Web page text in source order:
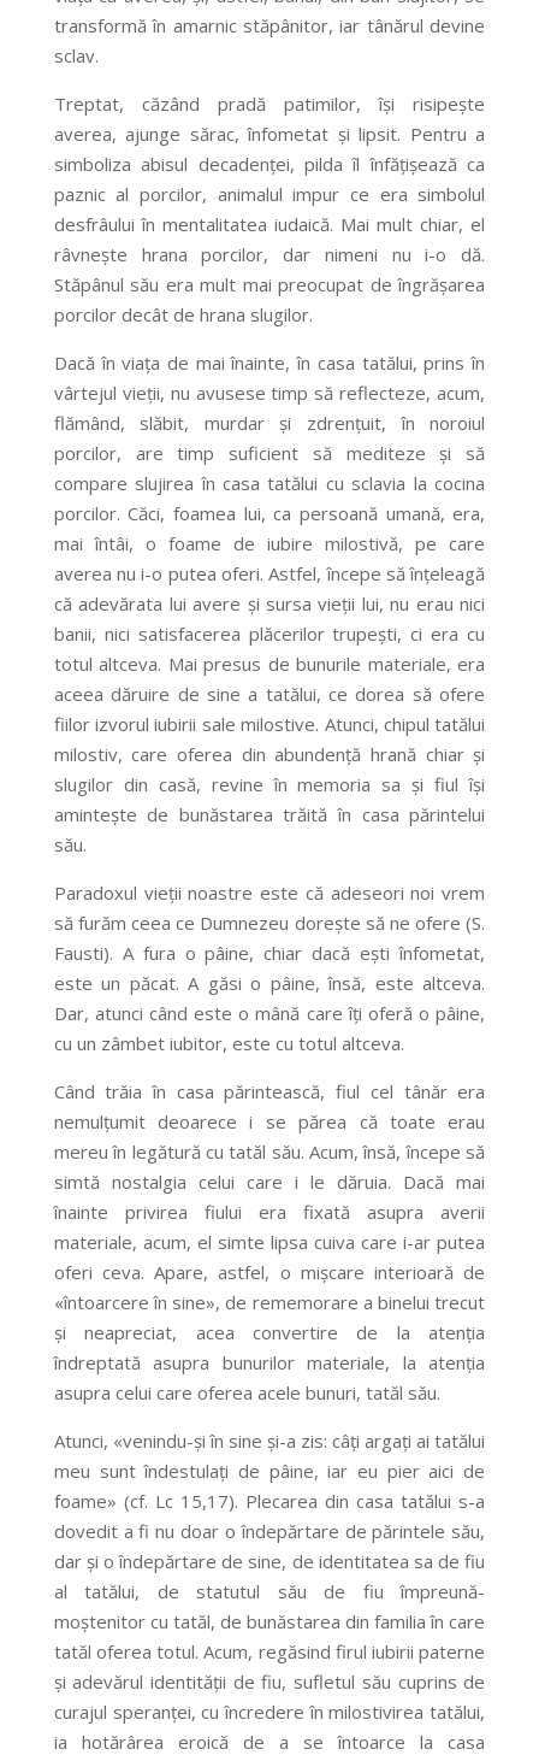
transformă în amarnic stăpânitor, iar tânărul devine
sclav.
Treptat, căzând pradă patimilor, își risipește
averea, ajunge sărac, înfometat și lipsit. Pentru a
simboliza abisul decadenței, pilda îl înfățișează ca
paznic al porcilor, animalul impur ce era simbolul
desfrâului în mentalitatea iudaică. Mai mult chiar, el
râvnește hrana porcilor, dar nimeni nu i-o dă.
Stăpânul său era mult mai preocupat de îngrășarea
porcilor decât de hrana slugilor.
Dacă în viața de mai înainte, în casa tatălui, prins în
vârtejul vieții, nu avusese timp să reflecteze, acum,
flămând, slăbit, murdar și zdrențuit, în noroiul
porcilor, are timp suficient să mediteze și să
compare slujirea în casa tatălui cu sclavia la cocina
porcilor. Căci, foamea lui, ca persoană umană, era,
mai întâi, o foame de iubire milostivă, pe care
averea nu i-o putea oferi. Astfel, începe să înțeleagă
că adevărata lui avere și sursa vieții lui, nu erau nici
banii, nici satisfacerea plăcerilor trupești, ci era cu
totul altceva. Mai presus de bunurile materiale, era
aceea dăruire de sine a tatălui, ce dorea să ofere
fiilor izvorul iubirii sale milostive. Atunci, chipul tatălui
milostiv, care oferea din abundență hrană chiar și
slugilor din casă, revine în memoria sa și fiul își
amintește de bunăstarea trăită în casa părintelui
său.
Paradoxul vieții noastre este că adeseori noi vrem
să furăm ceea ce Dumnezeu dorește să ne ofere (S.
Fausti). A fura o pâine, chiar dacă ești înfometat,
este un păcat. A găsi o pâine, însă, este altceva.
Dar, atunci când este o mână care îți oferă o pâine,
cu un zâmbet iubitor, este cu totul altceva.
Când trăia în casa părintească, fiul cel tânăr era
nemulțumit deoarece i se părea că toate erau
mereu în legătură cu tatăl său. Acum, însă, începe să
simtă nostalgia celui care i le dăruia. Dacă mai
înainte privirea fiului era fixată asupra averii
materiale, acum, el simte lipsa cuiva care i-ar putea
oferi ceva. Apare, astfel, o mișcare interioară de
«întoarcere în sine», de rememorare a binelui trecut
și neapreciat, acea convertire de la atenția
îndreptată asupra bunurilor materiale, la atenția
asupra celui care oferea acele bunuri, tatăl său.
Atunci, «venindu-și în sine și-a zis: câți argați ai tatălui
meu sunt îndestulați de pâine, iar eu pier aici de
foame» (cf. Lc 15,17). Plecarea din casa tatălui s-a
dovedit a fi nu doar o îndepărtare de părintele său,
dar și o îndepărtare de sine, de identitatea sa de fiu
al tatălui, de statutul său de fiu împreună-
moștenitor cu tatăl, de bunăstarea din familia în care
tatăl oferea totul. Acum, regăsind firul iubirii paterne
și adevărul identității de fiu, sufletul său cuprins de
curajul speranței, cu încredere în milostivirea tatălui,
ia hotărârea eroică de a se întoarce la casa